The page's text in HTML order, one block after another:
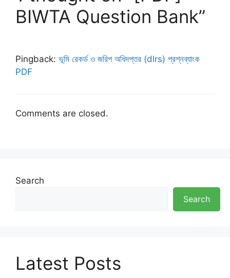
BIWTA Question Bank”
Pingback: ভূমি রেকর্ড ও জরিপ অধিদপ্তর (dlrs) প্রশ্নব্যাংক
PDF
Comments are closed.
Search
Search
Latest Posts